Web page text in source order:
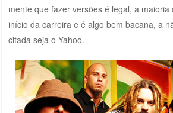
mente que fazer versões é legal, a
início da carreira e é algo bem bacana, a
citada seja o Yahoo.